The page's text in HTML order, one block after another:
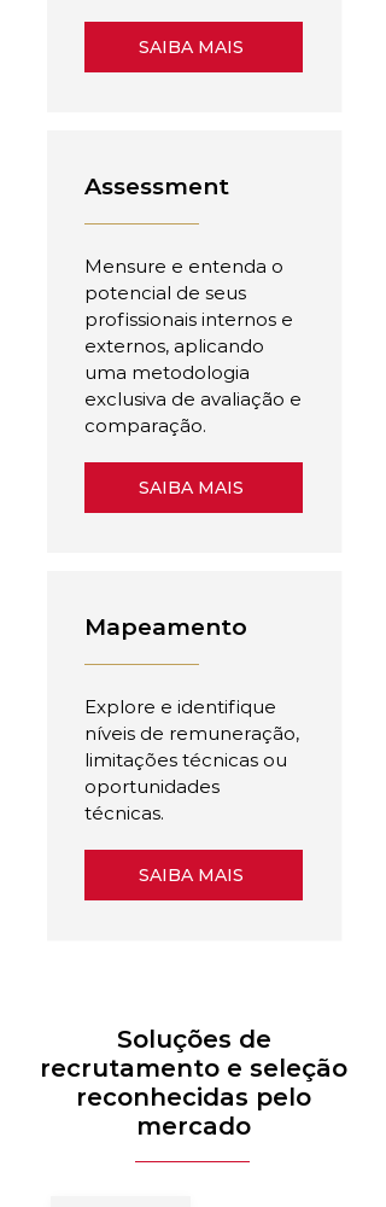
SAIBA MAIS
Assessment
Mensure e entenda o
potencial de seus
profissionais internos e
externos, aplicando
uma metodologia
exclusiva de avaliação e
comparação.
SAIBA MAIS
Mapeamento
Explore e identifique
níveis de remuneração,
limitações técnicas ou
oportunidades
técnicas.
SAIBA MAIS
Soluções de
recrutamento e seleção
reconhecidas pelo
mercado